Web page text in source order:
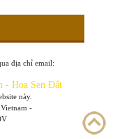
địa chỉ email:
- Hoa Sen Đất
này.
-